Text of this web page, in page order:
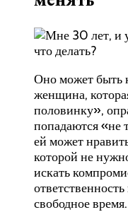
Оно может быть
женщина,
половинку»,
попадаются «не
ей может
которой не
искать
свободное время.